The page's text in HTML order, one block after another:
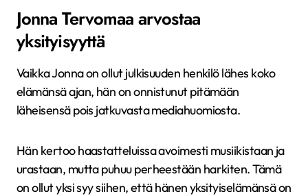
Jonna Tervomaa arvostaa
yksityisyyttä
Vaikka Jonna on ollut julkisuuden henkilö lähes koko
elämänsä ajan, hän on onnistunut pitämään
läheisensä pois jatkuvasta mediahuomiosta.
Hän kertoo haastatteluissa avoimesti musiikistaan ja
urastaan, mutta puhuu perheestään harkiten. Tämä
on ollut yksi syy siihen, että hänen yksityiselämänsä on